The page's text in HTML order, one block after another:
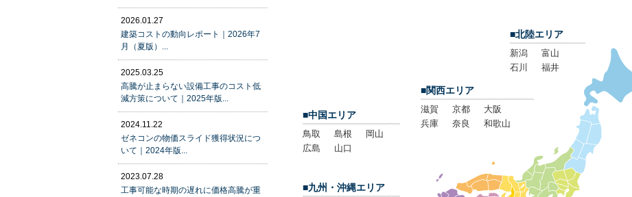
■北陸エリア
新潟
富山
石川
福井
■関西エリア
滋賀 京都
大阪
兵庫
奈良 和歌山
■中国エリア
鳥取 島根
岡山
広島
山口
■九州・沖縄エリア
2026.01.27
建築コストの動向レポート｜2026年7
月（夏版）...
2025.03.25
高騰が止まらない設備工事のコスト低
減方策について｜2025年版...
2024.11.22
ゼネコンの物価スライド獲得状況につ
いて｜2024年版...
2023.07.28
工事可能な時期の遅れに価格高騰が重